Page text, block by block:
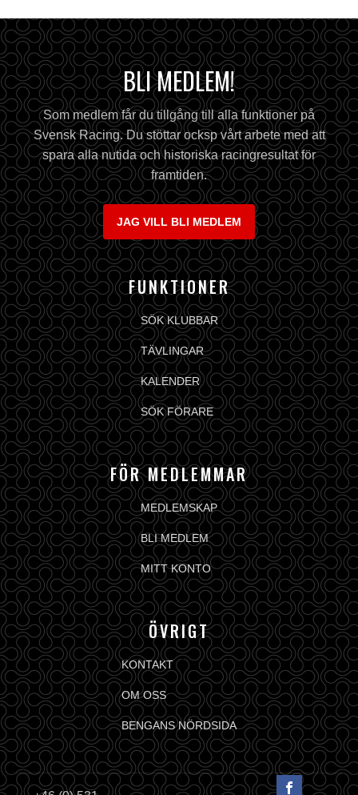
BLI MEDLEM!
Som medlem får du tillgång till alla funktioner på
Svensk Racing. Du stöttar ocksp vårt arbete med att
spara alla nutida och historiska racingresultat för
framtiden.
JAG VILL BLI MEDLEM
FUNKTIONER
SÖK KLUBBAR
TÄVLINGAR
KALENDER
SÖK FÖRARE
FÖR MEDLEMMAR
MEDLEMSKAP
BLI MEDLEM
MITT KONTO
ÖVRIGT
KONTAKT
OM OSS
BENGANS NÖRDSIDA